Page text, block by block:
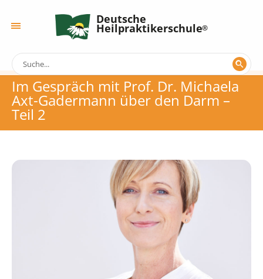
Deutsche
Heilpraktikerschule
Im Gespräch mit Prof. Dr. Michaela
Axt-Gadermann über den Darm –
Teil 2